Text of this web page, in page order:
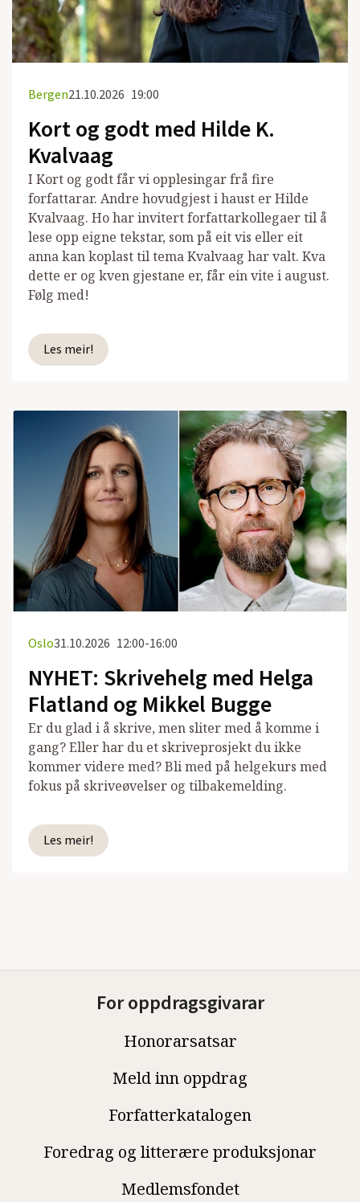
Bergen21.10.2026 19:00
Kort og godt med Hilde K.
Kvalvaag
I Kort og godt får vi opplesingar frå fire
forfattarar. Andre hovudgjest i haust er Hilde
Kvalvaag. Ho har invitert forfattarkollegaer til å
lese opp eigne tekstar, som på eit vis eller eit
anna kan koplast til tema Kvalvaag har valt. Kva
dette er og kven gjestane er, får ein vite i august.
Følg med!
Les meir!
Oslo31.10.2026 12:00-16:00
NYHET: Skrivehelg med Helga
Flatland og Mikkel Bugge
Er du glad i å skrive, men sliter med å komme i
gang? Eller har du et skriveprosjekt du ikke
kommer videre med? Bli med på helgekurs med
fokus på skriveøvelser og tilbakemelding.
Les meir!
For oppdragsgivarar
Honorarsatsar
Meld inn oppdrag
Forfatterkatalogen
Foredrag og litterære produksjonar
Medlemsfondet